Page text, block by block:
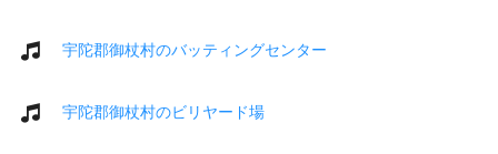
宇陀郡御杖村のバッティングセンター
宇陀郡御杖村のビリヤード場